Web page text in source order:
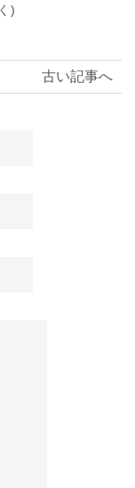
)
古い記事へ